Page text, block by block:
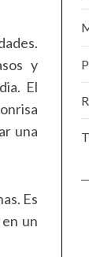
y
El
una
Es
un